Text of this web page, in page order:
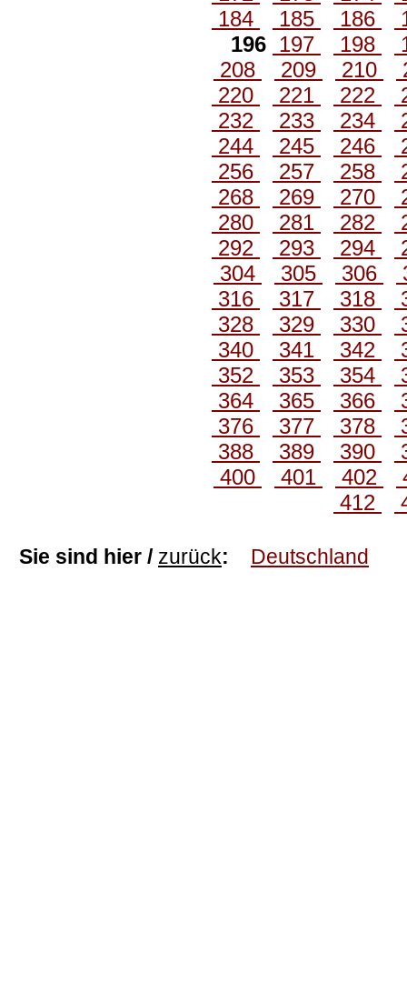
184
185 186
196 197 198
208
209 210
220
221 222
232
233 234
244
245 246
256
257 258
268
269 270
280
281 282
292
293 294
304
305 306
316
317 318
328
329 330
340
341 342
352
353 354
364
365 366
376
377 378
388
389 390
400
401 402
412
Sie sind hier / zurück: Deutschland